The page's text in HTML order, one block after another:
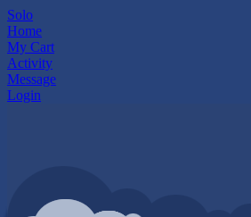
Solo
Home
My Cart
Activity
Message
Login